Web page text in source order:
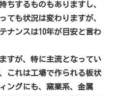
ちするものもありますし、
ても状況は変わりますが、
ナンスは10年が目安と言わ
すが、特に主流となってい
これは工場で作られる板状
ングにも、窯業系、金属